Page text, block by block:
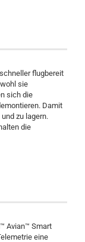
flugbereit
sie
sich die
Damit
zu lagern.
die
Avian™ Smart
eine